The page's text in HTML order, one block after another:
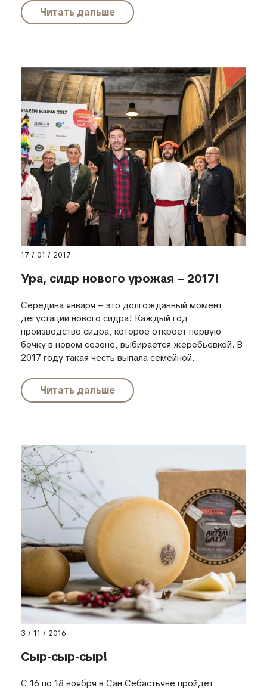
Читать дальше
17 / 01 / 2017
Ура, сидр нового урожая – 2017!
Середина января – это долгожданный момент
дегустации нового сидра! Каждый год
производство сидра, которое откроет первую
бочку в новом сезоне, выбирается жеребьевкой. В
2017 году такая честь выпала семейной...
Читать дальше
3 / 11 / 2016
Сыр-сыр-сыр!
С 16 по 18 ноября в Сан Себастьяне пройдет